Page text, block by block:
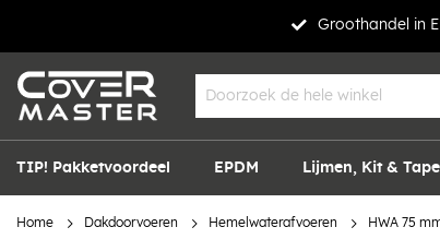
Groothandel in
TIP! Pakketvoordeel EPDM Lijmen, Kit & Tape
Home Dakdoorvoeren Hemelwaterafvoeren HWA 75